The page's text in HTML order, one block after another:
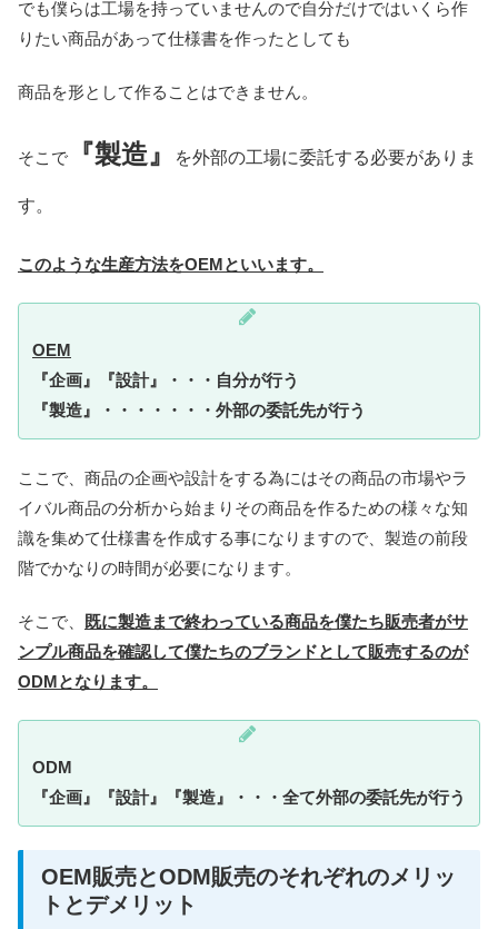
でも僕らは工場を持っていませんので自分だけではいくら作
りたい商品があって仕様書を作ったとしても
商品を形として作ることはできません。
そこで 『製造』 を外部の工場に委託する必要がありま
す。
このような生産方法をOEMといいます。
OEM
『企画』『設計』・・・自分が行う
『製造』・・・・・・・外部の委託先が行う
ここで、商品の企画や設計をする為にはその商品の市場やラ
イバル商品の分析から始まりその商品を作るための様々な知
識を集めて仕様書を作成する事になりますので、製造の前段
階でかなりの時間が必要になります。
そこで、
既に製造まで終わっている商品を僕たち販売者がサ
ンプル商品を確認して僕たちのブランドとして販売するのが
ODMとなります。
ODM
『企画』『設計』『製造』・・・全て外部の委託先が行う
OEM販売とODM販売のそれぞれのメリッ
トとデメリット